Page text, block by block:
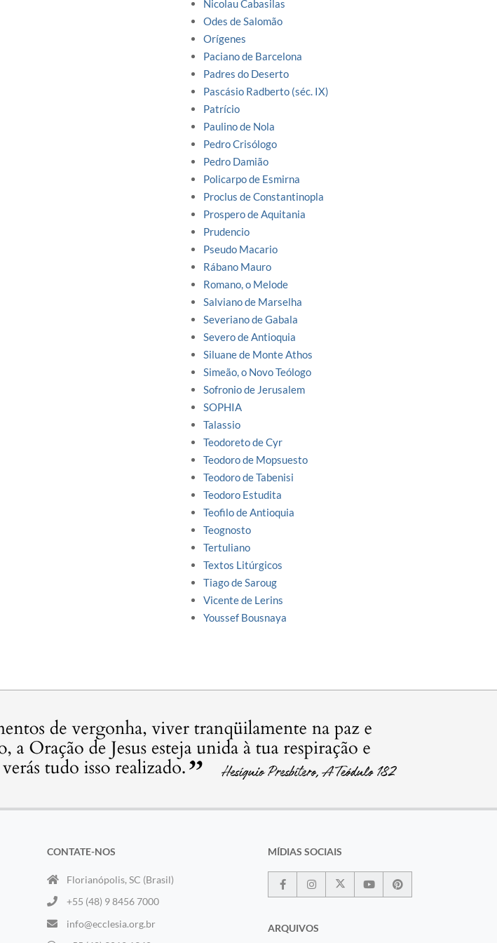
Nicolau Cabasilas
Odes de Salomão
Orígenes
Paciano de Barcelona
Padres do Deserto
Pascásio Radberto (séc. IX)
Patrício
Paulino de Nola
Pedro Crisólogo
Pedro Damião
Policarpo de Esmirna
Proclus de Constantinopla
Prospero de Aquitania
Prudencio
Pseudo Macario
Rábano Mauro
Romano, o Melode
Salviano de Marselha
Severiano de Gabala
Severo de Antioquia
Siluane de Monte Athos
Simeão, o Novo Teólogo
Sofronio de Jerusalem
SOPHIA
Talassio
Teodoreto de Cyr
Teodoro de Mopsuesto
Teodoro de Tabenisi
Teodoro Estudita
Teofilo de Antioquia
Teognosto
Tertuliano
Textos Litúrgicos
Tiago de Saroug
Vicente de Lerins
Youssef Bousnaya
CONTATE-NOS
Florianópolis, SC (Brasil)
+55 (48) 9 8456 7000
info@ecclesia.org.br
MÍDIAS SOCIAIS
ARQUIVOS